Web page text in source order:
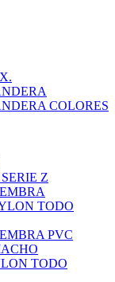
COLORES
Z
TODO
PVC
TODO